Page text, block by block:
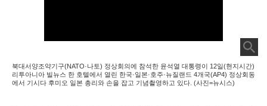
북대서양조약기구(NATO·나토) 정상회의에 참석한 윤석열 대통령이 12일(현지시간)
리투아니아 빌뉴스 한 호텔에서 열린 한국·일본·호주·뉴질랜드 4개국(AP4) 정상회동
에서 기시다 후미오 일본 총리와 손을 잡고 기념촬영하고 있다. (사진=뉴시스)